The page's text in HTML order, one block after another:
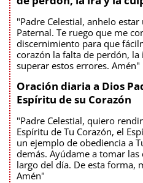
"Padre Celestial, anhelo
Paternal. Te ruego que me
discernimiento para que
corazón la falta de perdón,
superar estos errores. Amén"
Oración diaria a Dios
Espíritu de su Corazón
"Padre Celestial, quiero
Espíritu de Tu Corazón, el
un ejemplo de obediencia a
demás. Ayúdame a tomar
largo del día. De esta forma,
Amén"